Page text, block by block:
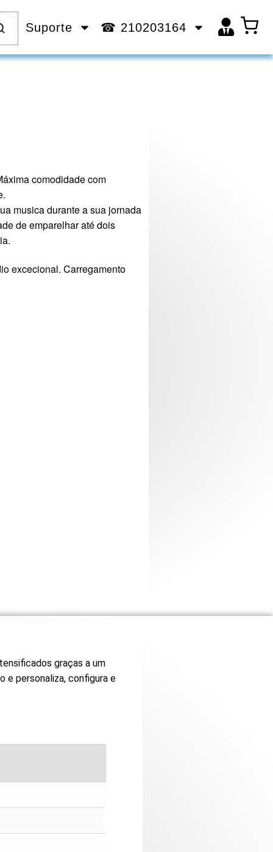
Suporte ☎ 210203164
comodidade com
musica durante a sua jornada
de emparelhar até dois
excecional. Carregamento
graças a um
e personaliza, configura e